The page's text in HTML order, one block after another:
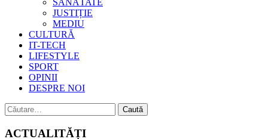
SĂNĂTATE
JUSTIȚIE
MEDIU
CULTURĂ
IT-TECH
LIFESTYLE
SPORT
OPINII
DESPRE NOI
Caută
după:
ACTUALITĂȚI